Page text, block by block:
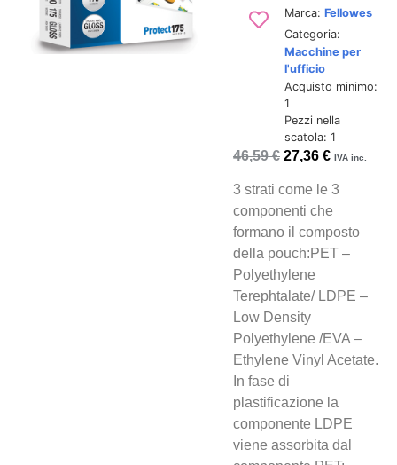
Marca: Fellowes
Categoria:
Macchine per
l'ufficio
Acquisto minimo:
1
Pezzi nella
scatola: 1
46,59€ 27,36€ IVA inc.
3 strati come le 3
componenti che
formano il composto
della pouch:PET –
Polyethylene
Terephtalate/ LDPE –
Low Density
Polyethylene /EVA –
Ethylene Vinyl Acetate.
In fase di
plastificazione la
componente LDPE
viene assorbita dal